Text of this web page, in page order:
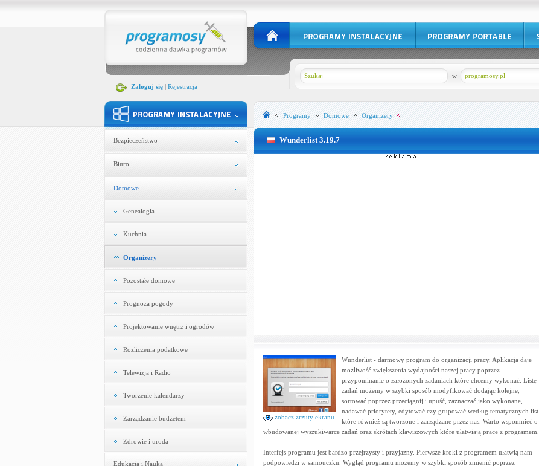
Zaloguj się| Rejestracja
programosy.pl
w
Bezpieczeństwo
Biuro
Domowe
Genealogia
Kuchnia
Organizery
Pozostałe domowe
Prognoza pogody
Projektowanie wnętrz i ogrodów
Rozliczenia podatkowe
Telewizja i Radio
Tworzenie kalendarzy
Zarządzanie budżetem
Zdrowie i uroda
Edukacja i Nauka
Programy Domowe Organizery
Wunderlist 3.19.7
zobacz zrzuty ekranu
Wunderlist - darmowy program do organizacji pracy. Aplikacja daje
możliwość zwiększenia wydajności naszej pracy poprzez
przypominanie o założonych zadaniach które chcemy wykonać. Listę
zadań możemy w szybki sposób modyfikować dodając kolejne,
sortować poprzez przeciągnij i upuść, zaznaczać jako wykonane,
nadawać priorytety, edytować czy grupować według tematycznych list
które również są tworzone i zarządzane przez nas. Warto wspomnieć o
wbudowanej wyszukiwarce zadań oraz skrótach klawiszowych które ułatwiają prace z programem.
Interfejs programu jest bardzo przejrzysty i przyjazny. Pierwsze kroki z programem ułatwią nam
podpowiedzi w samouczku. Wygląd programu możemy w szybki sposób zmienić poprzez